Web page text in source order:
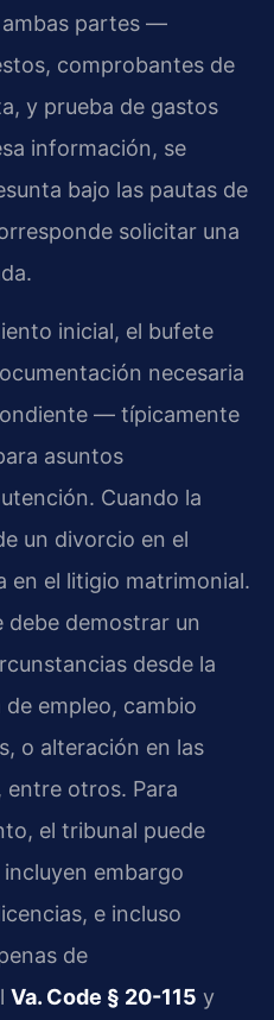
partes —
comprobantes de
y prueba de gastos
información, se
bajo las pautas de
solicitar una
inicial, el bufete
necesaria
— típicamente
asuntos
Cuando la
un divorcio en el
en el litigio matrimonial.
debe demostrar un
desde la
empleo, cambio
o alteración en las
entre otros. Para
el tribunal puede
embargo
e incluso
de
Va. Code § 20-115 y